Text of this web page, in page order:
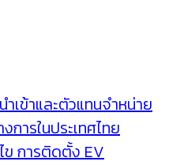
ำเข้าและตัวแทนจำหน่าย
การในประเทศไทย
ข การติดตั้ง EV